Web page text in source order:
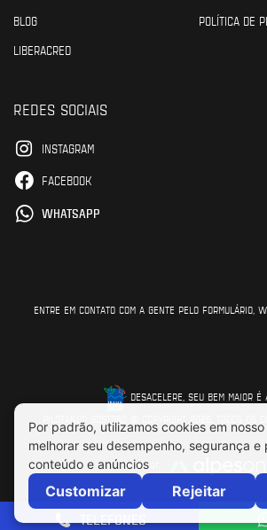
BLOG
POLÍTICA DE
LIBERACRED
REDES SOCIAIS
INSTAGRAM
FACEBOOK
WHATSAPP
ENTRE EM CONTATO COM A GENTE PELO FORMULÁRIO,
DESACELERE, SEU BEM MAIOR É
Feito por:
TELEFONES